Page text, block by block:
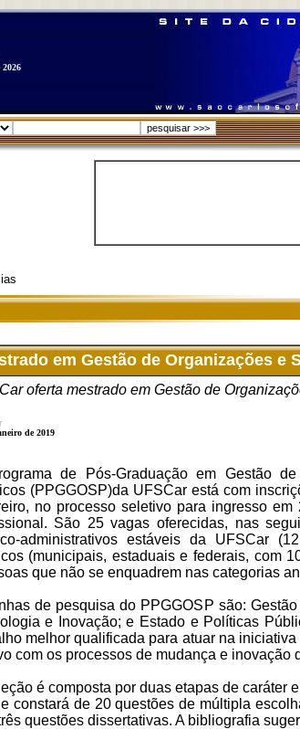
2026
em Gestão de Organizações
oferta mestrado em Gestão de
de 2019
de Pós-Graduação em Gestão
(PPGGOSP)da UFSCar está com
no processo seletivo para ingresso
São 25 vagas oferecidas, nas
administrativos estáveis da UFSCar
(municipais, estaduais e federais, com
que não se enquadrem nas categorias
de pesquisa do PPGGOSP são:
e Inovação; e Estado e Políticas
melhor qualificada para atuar na
com os processos de mudança e inovação
é composta por duas etapas de caráter
constará de 20 questões de múltipla
questões dissertativas. A bibliografia